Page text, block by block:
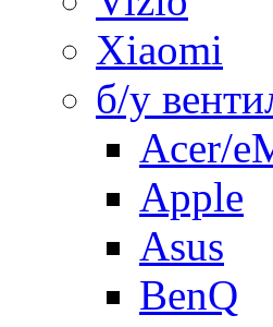
Xiaomi
б/у
Acer/
Apple
Asus
BenQ